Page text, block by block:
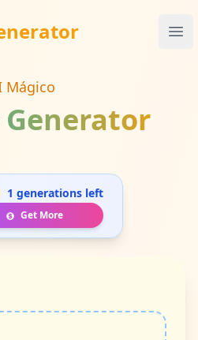
Generator
Mágico
Generator
1 generations left
Get More